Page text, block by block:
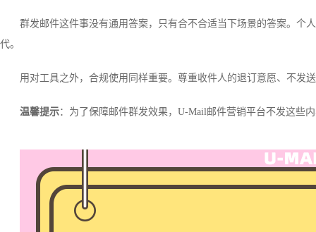
群发邮件这件事没有通用答案，只有合不合适当下场景的答案。个
代。
用对工具之外，合规使用同样重要。尊重收件人的退订意愿、不发
温馨提示：为了保障邮件群发效果，U-Mail邮件营销平台不发这些